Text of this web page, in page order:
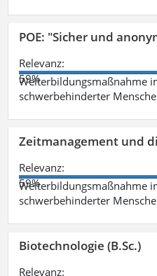
POE: "Sicher und
Relevanz:
59%
Weiterbildungsmaßnahme
schwerbehinderter
Zeitmanagement und
Relevanz:
59%
Weiterbildungsmaßnahme
schwerbehinderter
Biotechnologie (B.Sc.)
Relevanz: